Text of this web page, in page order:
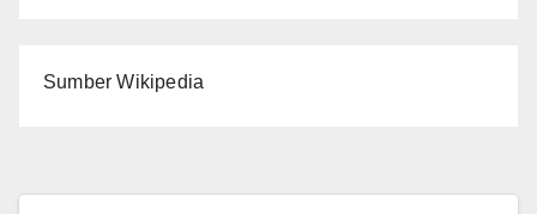
Sumber Wikipedia